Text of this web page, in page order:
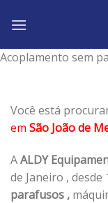
Acoplamento sem
Você está
em São João de
AALDY
de Janeiro ,
parafusos ,